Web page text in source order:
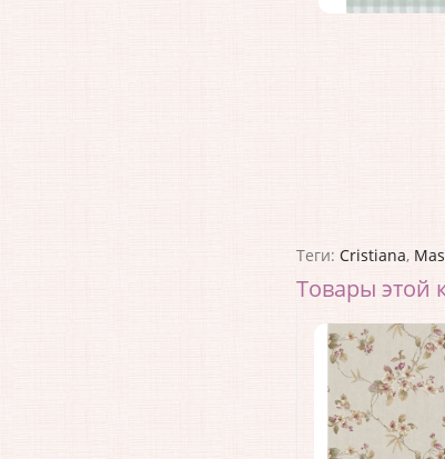
Теги: Cristiana,
Товары этой